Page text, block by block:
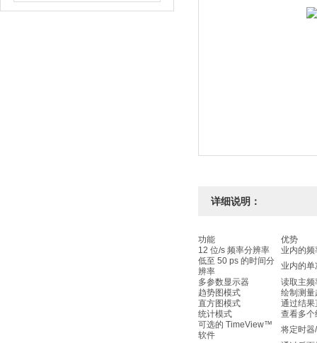
详细说明：
功能
优势
12 位/s 频率分辨率
业内的频
低至 50 ps 的时间分
辨率
业内的单
多参数显示器
读取主频
趋势图模式
绘制测量
直方图模式
通过结果
统计模式
查看多
可选的 TimeView™
软件
将定时器